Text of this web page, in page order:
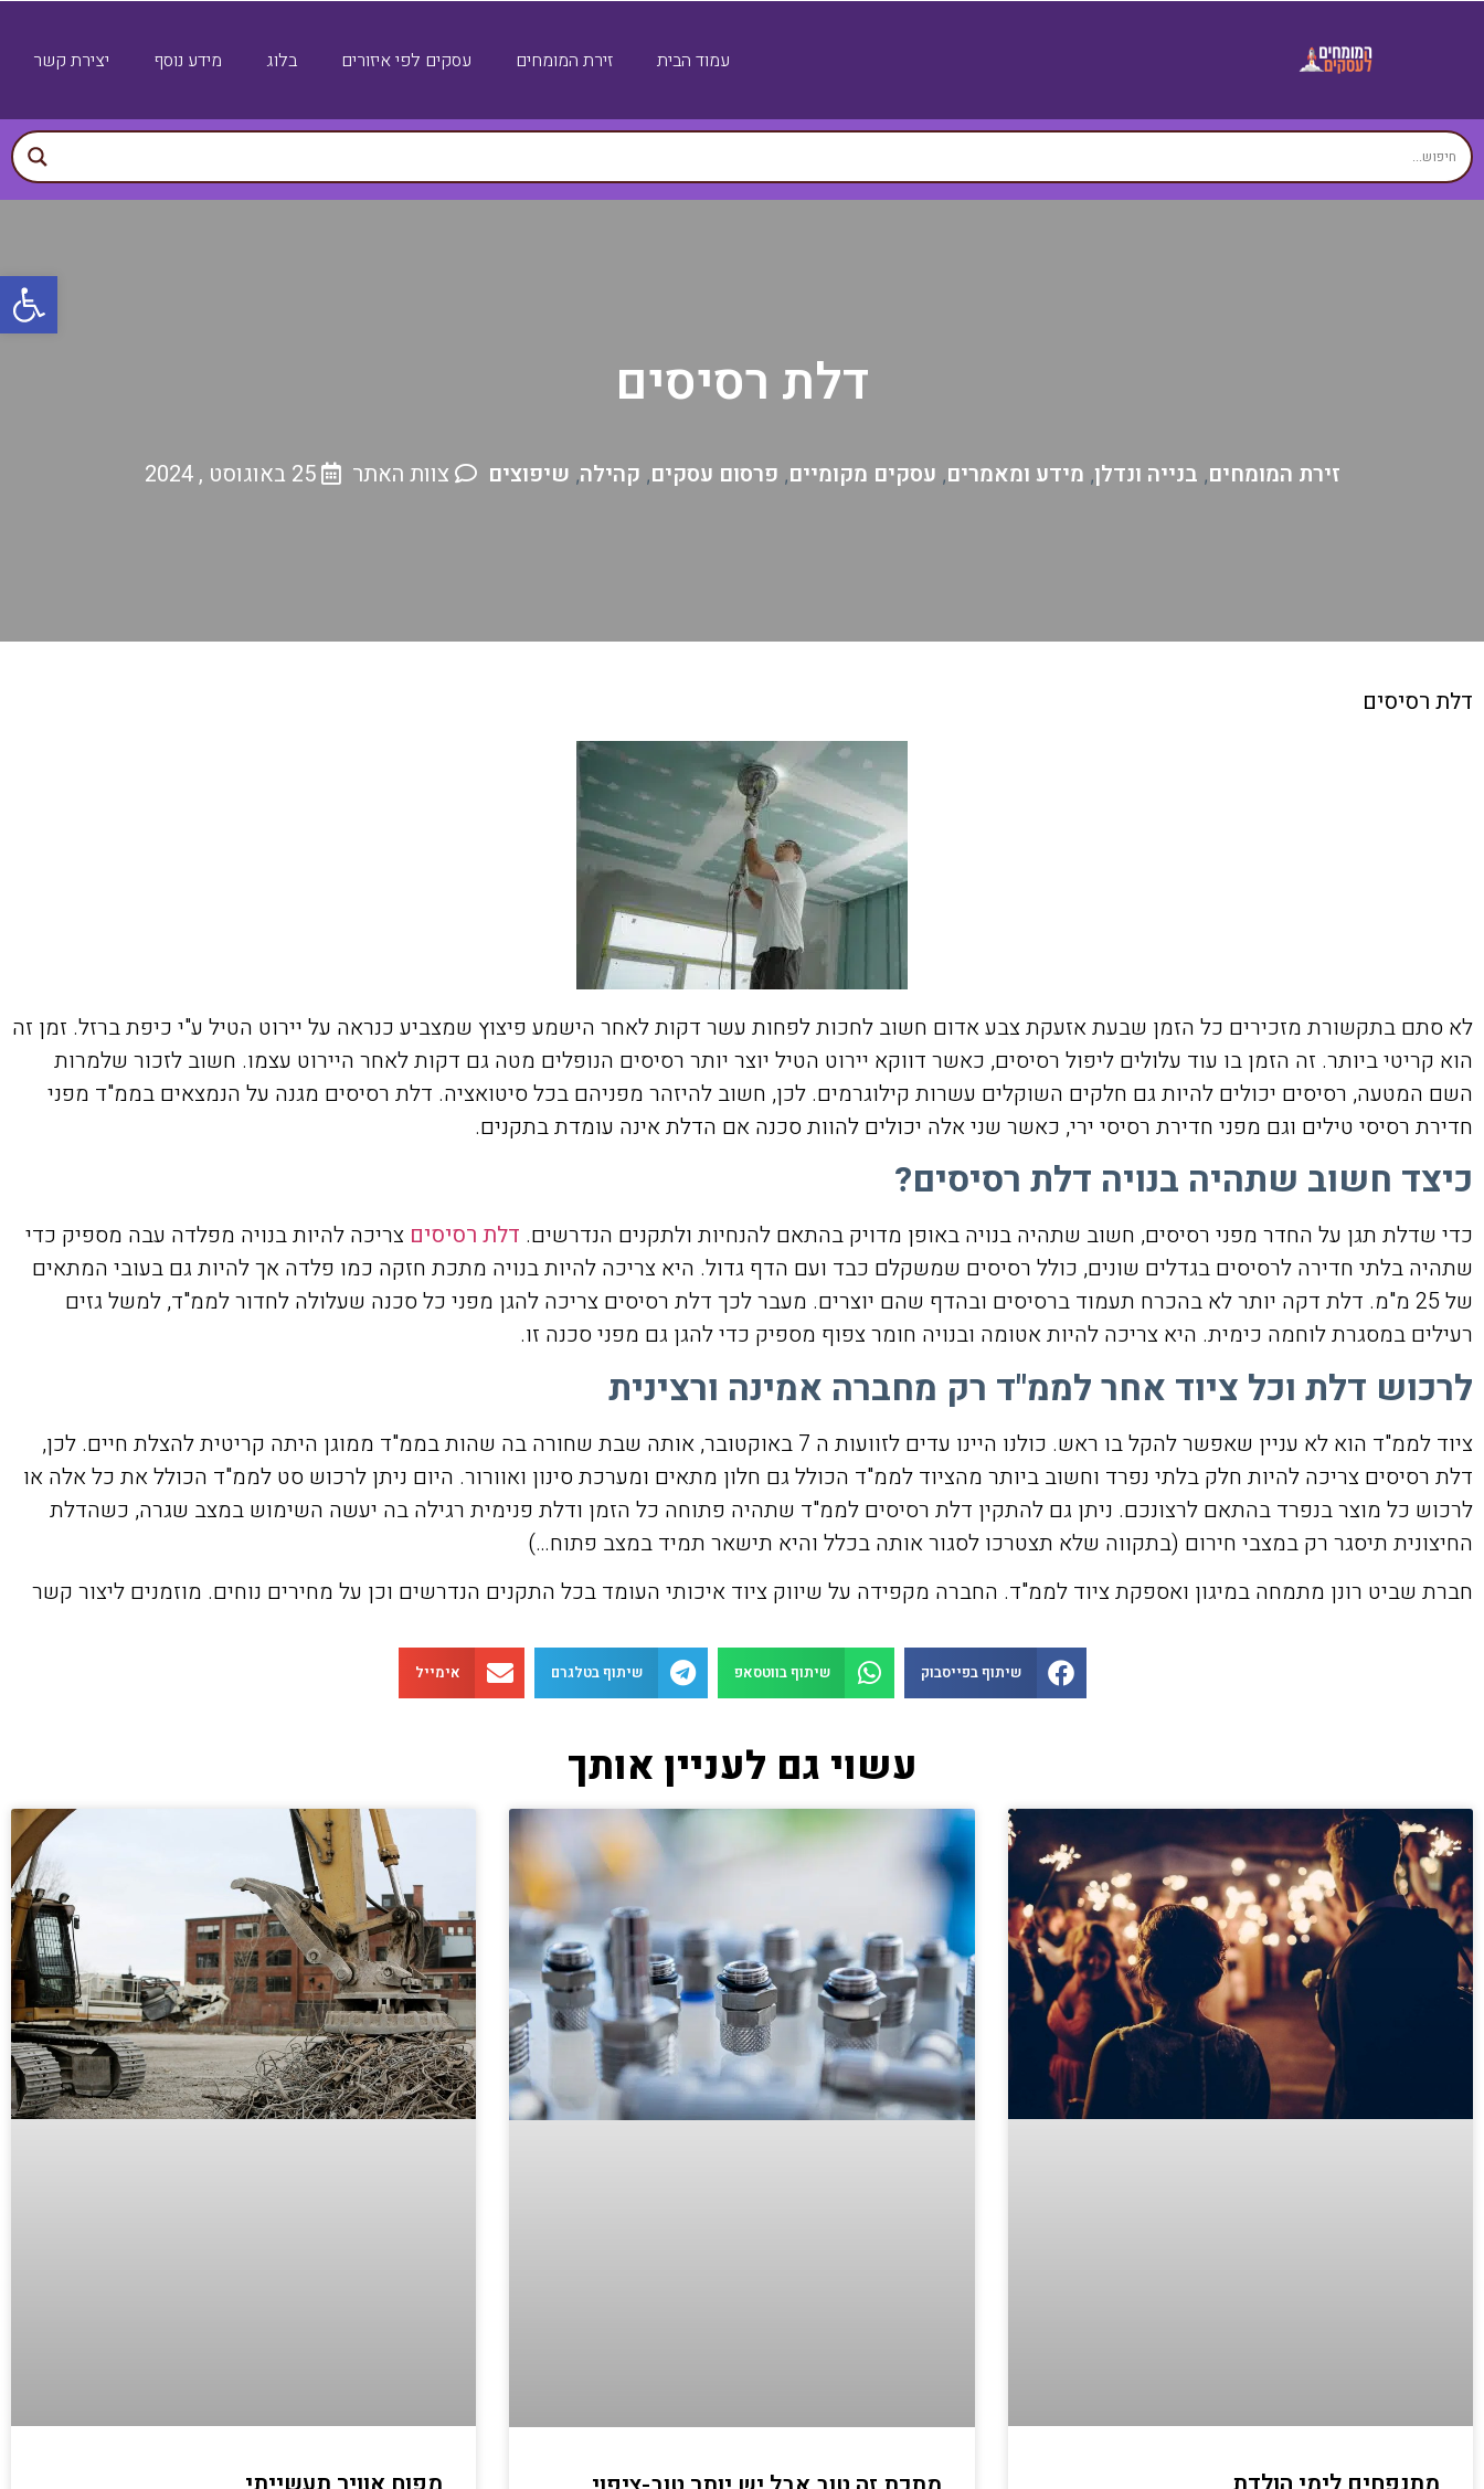
עמוד הבית זירת המומחים עסקים לפי איזורים בלוג מידע נוסף יצירת קשר
דלת רסיסים
זירת המומחים, בנייה ונדלן, מידע ומאמרים, עסקים מקומיים, פרסום עסקים, קהילה, שיפוצים צוות האתר 25 באוגוסט , 2024
דלת רסיסים
לא סתם בתקשורת מזכירים כל הזמן שבעת אזעקת צבע אדום חשוב לחכות לפחות עשר דקות לאחר הישמע פיצוץ שמצביע כנראה על יירוט הטיל ע"י כיפת ברזל. זמן זה
הוא קריטי ביותר. זה הזמן בו עוד עלולים ליפול רסיסים, כאשר דווקא יירוט הטיל יוצר יותר רסיסים הנופלים מטה גם דקות לאחר היירוט עצמו. חשוב לזכור שלמרות
השם המטעה, רסיסים יכולים להיות גם חלקים השוקלים עשרות קילוגרמים. לכן, חשוב להיזהר מפניהם בכל סיטואציה. דלת רסיסים מגנה על הנמצאים בממ"ד מפני
חדירת רסיסי טילים וגם מפני חדירת רסיסי ירי, כאשר שני אלה יכולים להוות סכנה אם הדלת אינה עומדת בתקנים.
כיצד חשוב שתהיה בנויה דלת רסיסים?
כדי שדלת תגן על החדר מפני רסיסים, חשוב שתהיה בנויה באופן מדויק בהתאם להנחיות ולתקנים הנדרשים. דלת רסיסים צריכה להיות בנויה מפלדה עבה מספיק כדי
שתהיה בלתי חדירה לרסיסים בגדלים שונים, כולל רסיסים שמשקלם כבד ועם הדף גדול. היא צריכה להיות בנויה מתכת חזקה כמו פלדה אך להיות גם בעובי המתאים
של 25 מ"מ. דלת דקה יותר לא בהכרח תעמוד ברסיסים ובהדף שהם יוצרים. מעבר לכך דלת רסיסים צריכה להגן מפני כל סכנה שעלולה לחדור לממ"ד, למשל גזים
רעילים במסגרת לוחמה כימית. היא צריכה להיות אטומה ובנויה חומר צפוף מספיק כדי להגן גם מפני סכנה זו.
לרכוש דלת וכל ציוד אחר לממ"ד רק מחברה אמינה ורצינית
ציוד לממ"ד הוא לא עניין שאפשר להקל בו ראש. כולנו היינו עדים לזוועות ה 7 באוקטובר, אותה שבת שחורה בה שהות בממ"ד ממוגן היתה קריטית להצלת חיים. לכן,
דלת רסיסים צריכה להיות חלק בלתי נפרד וחשוב ביותר מהציוד לממ"ד הכולל גם חלון מתאים ומערכת סינון ואוורור. היום ניתן לרכוש סט לממ"ד הכולל את כל אלה או
לרכוש כל מוצר בנפרד בהתאם לרצונכם. ניתן גם להתקין דלת רסיסים לממ"ד שתהיה פתוחה כל הזמן ודלת פנימית רגילה בה יעשה השימוש במצב שגרה, כשהדלת
החיצונית תיסגר רק במצבי חירום (בתקווה שלא תצטרכו לסגור אותה בכלל והיא תישאר תמיד במצב פתוח…)
חברת שביט רונן מתמחה במיגון ואספקת ציוד לממ"ד. החברה מקפידה על שיווק ציוד איכותי העומד בכל התקנים הנדרשים וכן על מחירים נוחים. מוזמנים ליצור קשר
שיתוף בפייסבוק שיתוף בווטסאפ שיתוף בטלגרם אימייל
עשוי גם לעניין אותך